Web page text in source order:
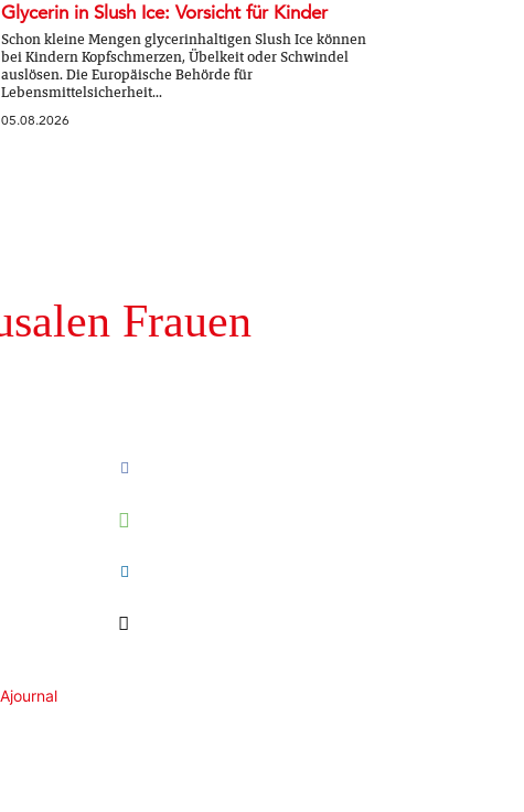
Glycerin in Slush Ice: Vorsicht für Kinder
Schon kleine Mengen glycerinhaltigen Slush Ice können
bei Kindern Kopfschmerzen, Übelkeit oder Schwindel
auslösen. Die Europäische Behörde für
Lebensmittelsicherheit...
05.08.2026